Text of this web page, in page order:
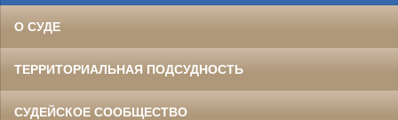
О СУДЕ
ТЕРРИТОРИАЛЬНАЯ ПОДСУДНОСТЬ
СУДЕЙСКОЕ СООБЩЕСТВО